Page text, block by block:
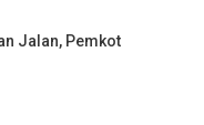
Jalan, Pemkot